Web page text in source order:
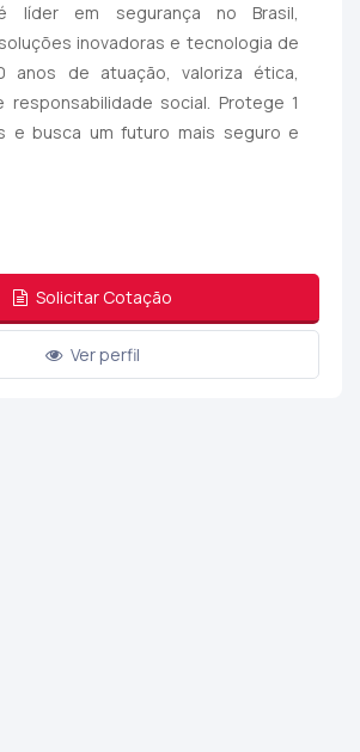
líder em segurança no Brasil,
inovadoras e tecnologia de
anos de atuação, valoriza ética,
responsabilidade social. Protege 1
e busca um futuro mais seguro e
Solicitar Cotação
Ver perfil